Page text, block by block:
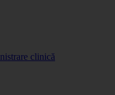
clinică